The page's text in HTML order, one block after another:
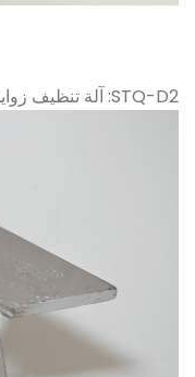
STQ-D2: آلة تنظيف زوايا كهربائية محمولة للزاوية الخارجية